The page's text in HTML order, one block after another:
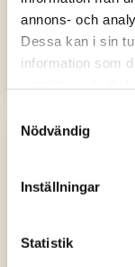
annons- och
Dessa kan i sin
information som
Nödvändig
Inställningar
Statistik